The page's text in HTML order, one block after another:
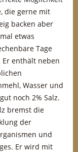
die gerne mit
backen aber
etwas
Tage
Er enthält neben
Wasser und
noch 2% Salz.
bremst die
der
und
Er wird mit